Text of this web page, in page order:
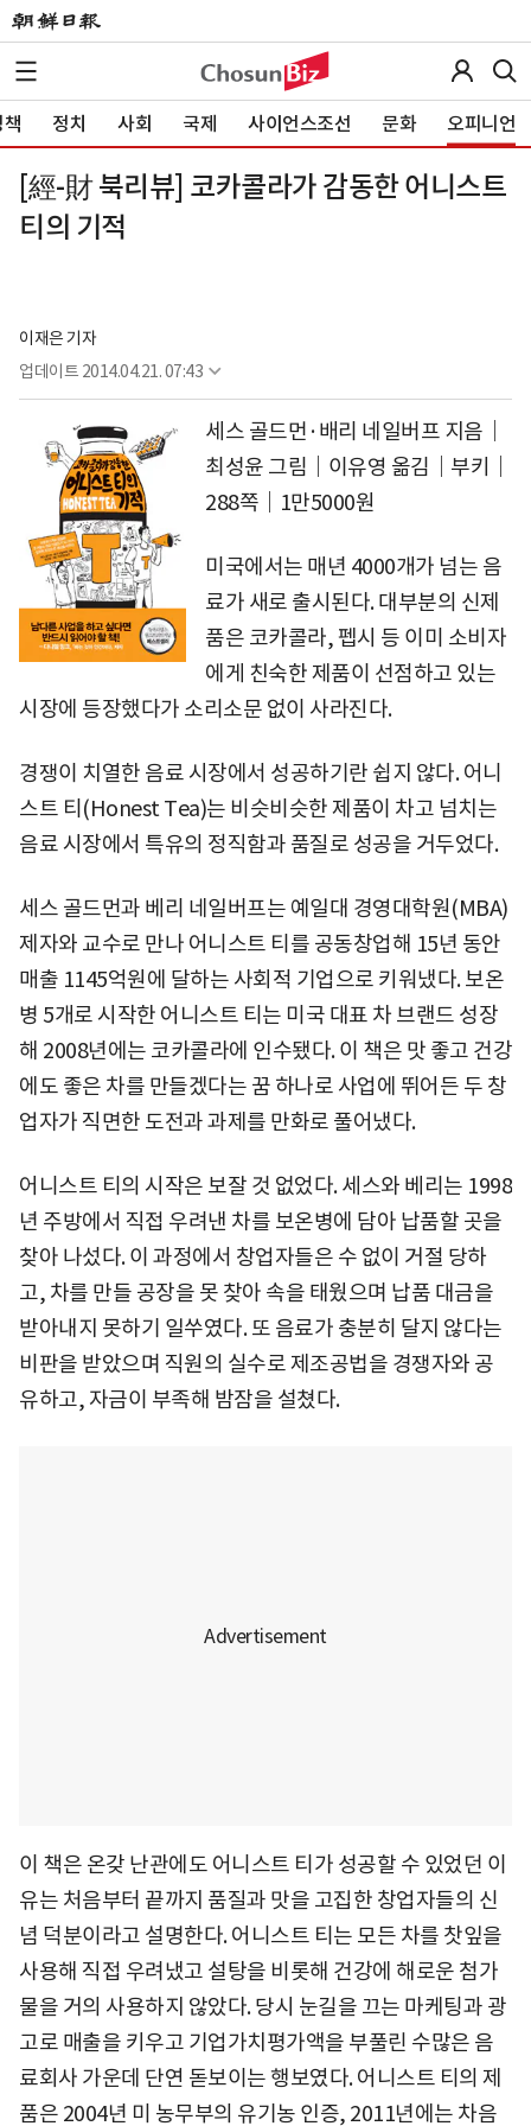
정치 사회 국제 사이언스조선 문화 오피니언
[經-財 북리뷰] 코카콜라가 감동한 어니스트
티의 기적
이재은 기자
업데이트 2014.04.21. 07:43
세스 골드먼·배리 네일버프 지음｜
최성윤 그림｜이유영 옮김｜부키｜
288쪽｜1만5000원
미국에서는 매년 4000개가 넘는 음
료가 새로 출시된다. 대부분의 신제
품은 코카콜라, 펩시 등 이미 소비자
에게 친숙한 제품이 선점하고 있는
시장에 등장했다가 소리소문 없이 사라진다.
경쟁이 치열한 음료 시장에서 성공하기란 쉽지 않다. 어니
스트 티(Honest Tea)는 비슷비슷한 제품이 차고 넘치는
음료 시장에서 특유의 정직함과 품질로 성공을 거두었다.
세스 골드먼과 베리 네일버프는 예일대 경영대학원(MBA)
제자와 교수로 만나 어니스트 티를 공동창업해 15년 동안
매출 1145억원에 달하는 사회적 기업으로 키워냈다. 보온
병 5개로 시작한 어니스트 티는 미국 대표 차 브랜드 성장
해 2008년에는 코카콜라에 인수됐다. 이 책은 맛 좋고 건강
에도 좋은 차를 만들겠다는 꿈 하나로 사업에 뛰어든 두 창
업자가 직면한 도전과 과제를 만화로 풀어냈다.
어니스트 티의 시작은 보잘 것 없었다. 세스와 베리는 1998
년 주방에서 직접 우려낸 차를 보온병에 담아 납품할 곳을
찾아 나섰다. 이 과정에서 창업자들은 수 없이 거절 당하
고, 차를 만들 공장을 못 찾아 속을 태웠으며 납품 대금을
받아내지 못하기 일쑤였다. 또 음료가 충분히 달지 않다는
비판을 받았으며 직원의 실수로 제조공법을 경쟁자와 공
유하고, 자금이 부족해 밤잠을 설쳤다.
이 책은 온갖 난관에도 어니스트 티가 성공할 수 있었던 이
유는 처음부터 끝까지 품질과 맛을 고집한 창업자들의 신
념 덕분이라고 설명한다. 어니스트 티는 모든 차를 찻잎을
사용해 직접 우려냈고 설탕을 비롯해 건강에 해로운 첨가
물을 거의 사용하지 않았다. 당시 눈길을 끄는 마케팅과 광
고로 매출을 키우고 기업가치평가액을 부풀린 수많은 음
료회사 가운데 단연 돋보이는 행보였다. 어니스트 티의 제
품은 2004년 미 농무부의 유기농 인증, 2011년에는 차음